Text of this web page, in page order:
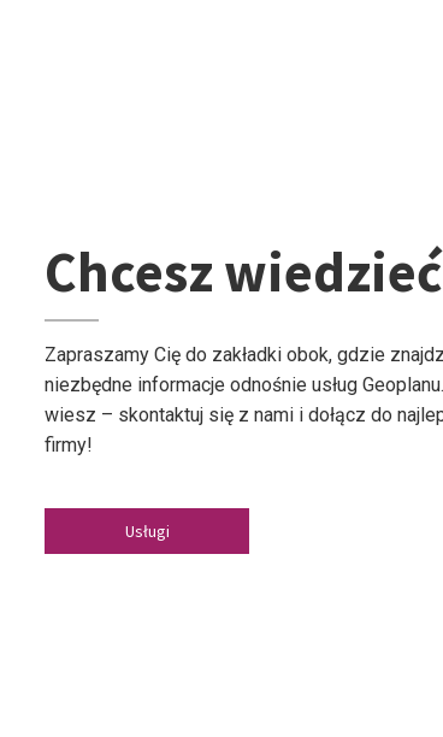
Chcesz
Zapraszamy Cię do zakładki obok, gdzie
niezbędne informacje odnośnie usług
wiesz – skontaktuj się z nami i dołącz do
firmy!
Usługi